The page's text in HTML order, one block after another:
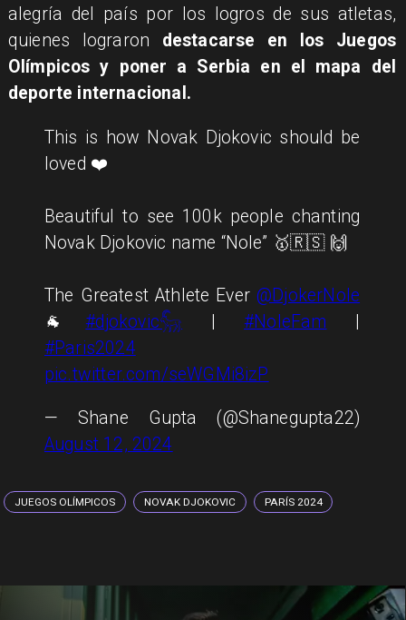
alegría del país por los logros de sus atletas,
quienes lograron destacarse en los Juegos
Olímpicos y poner a Serbia en el mapa del
deporte internacional.
This is how Novak Djokovic should be
loved ❤️
Beautiful to see 100k people chanting
Novak Djokovic name “Nole” 🥇🇷🇸 🙌
The Greatest Athlete Ever@DjokerNole
🐐#djokovic𓃵 |#NoleFam
#Paris2024
pic.twitter.com/seWGMi8izP
— Shane Gupta (@Shanegupta22)
August 12, 2024
JUEGOS OLÍMPICOS NOVAK DJOKOVIC PARÍS 2024